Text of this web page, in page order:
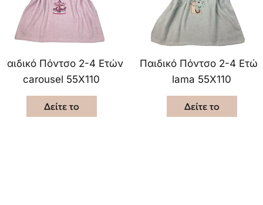
Παιδικό Πόντσο 2-4 Ετών
carousel 55X110
Δείτε το
Παιδικό Πόντσο 2-4 Ετών
lama 55X110
Δείτε το